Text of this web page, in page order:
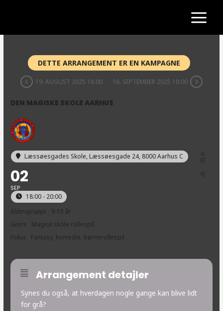
DETTE ARRANGEMENT ER EN KAMPAGNE
19. AUGUST 2025 18:00 16. SEPTEMBER 2025 18:00
DEN MAGISKE SKOLE AARHUS
Læssøesgades Skole, Læssøesgade 24, 8000 Aarhus C
02
SEP
18:00 - 20:00
Elysion
Aldersgruppe
9-15 år
Genre
Magisk skole rollespil
Fokus
Fantasy, komedie, børnerollespil
Arrangement detajler
Synes du også, at hverdagen nogle gange kan blive lidt
for grå?